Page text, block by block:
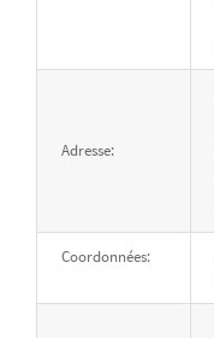
Adresse:
Coordonnées: